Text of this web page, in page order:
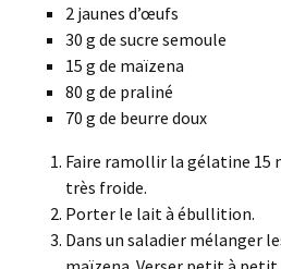
2 jaunes d’œufs
30 g de sucre semoule
15 g de maïzena
80 g de praliné
70 g de beurre doux
Faire ramollir la gélatine 15
très froide.
Porter le lait à ébullition.
Dans un saladier mélanger